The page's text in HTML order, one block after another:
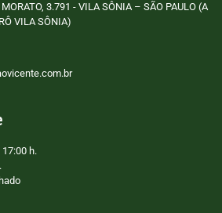
MORATO, 3.791 - VILA SÔNIA – SÃO PAULO (A
VILA SÔNIA)
h.